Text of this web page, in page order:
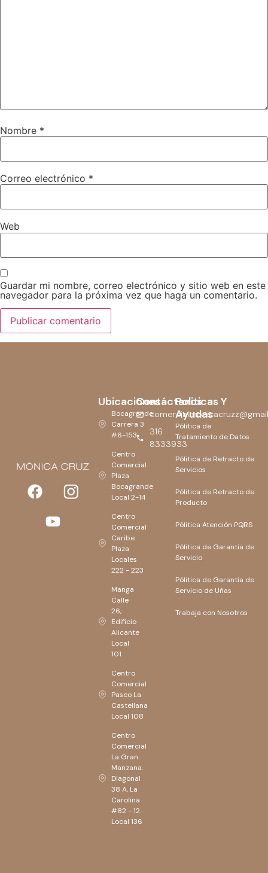
Nombre *
Correo electrónico *
Web
Guardar mi nombre, correo electrónico y sitio web en este
navegador para la próxima vez que haga un comentario.
Contáctanos
316
8333933
Ubicaciones
Bocagrande
Carrera 3
#6-153
Centro
Comercial
Plaza
Bocagrande
Local 2-14
Centro
Comercial
Caribe
Plaza
Locales
222 - 223
Manga
Calle
26,
Edificio
Alicante
Local
101
Centro
Comercial
Paseo La
Castellana
Local 108
Centro
Comercial
La Gran
Manzana.
Diagonal
38 A, La
Carolina
#82 - 12.
Local 136
Politicas Y
Ayudas
Pólitica de
Tratamiento de Datos
Pólitica de Retracto de
Servicios
Pólitica de Retracto de
Producto
Pólitica Atención PQRS
Pólitica de Garantia de
Servicio
Pólitica de Garantia de
Servicio de Uñas
Trabaja con Nosotros